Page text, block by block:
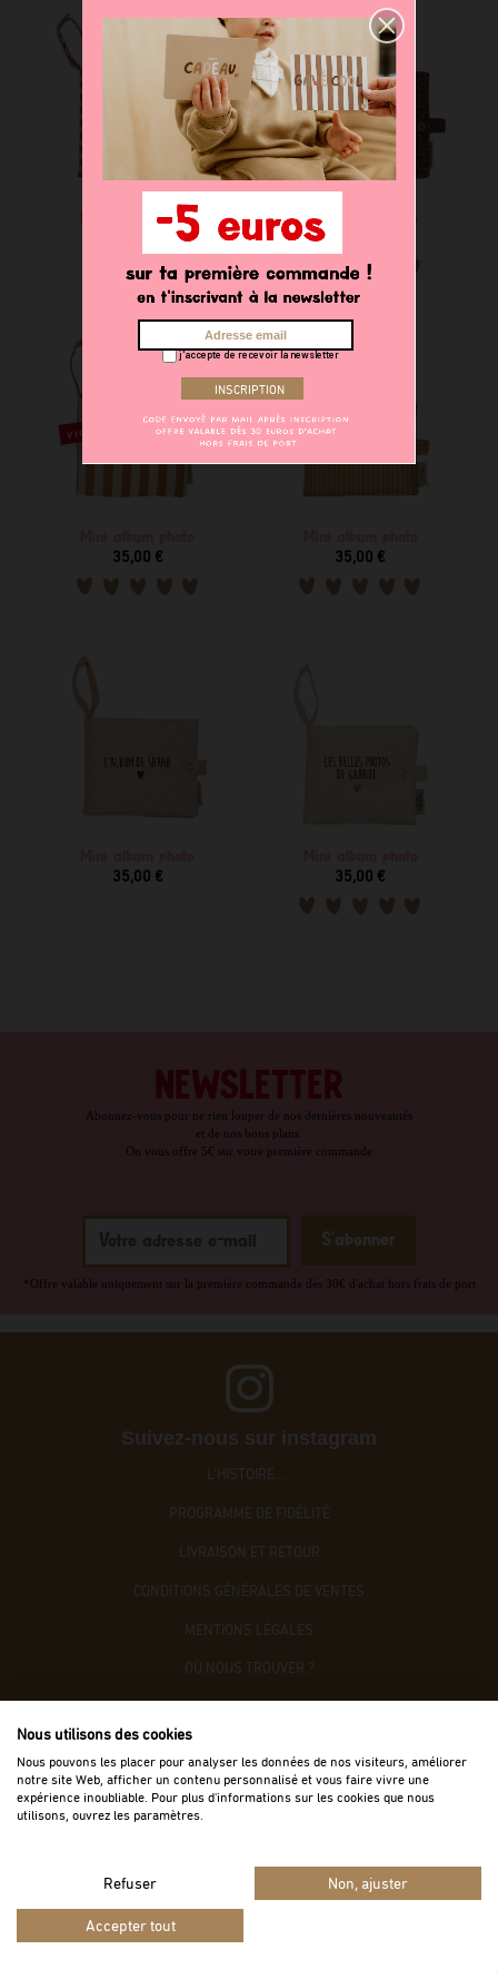
Mini album photo
Mini album photo
VICTIME DE SON SUCCÈS
35,00 €
35,00 €
35,00 €
35,00 €
Abonnez-vous pour ne rien louper de nos dernières nouveautés
et de nos bons plans.
On vous offre 5€ sur votre première commande
*Offre valable uniquement sur la première commande dès 30€ d'achat hors frais de port
Suivez-nous sur instagram
L'HISTOIRE ....
PROGRAMME DE FIDÉLITÉ
LIVRAISON ET RETOUR
CONDITIONS GÉNÉRALES DE VENTES
MENTIONS LÉGALES
OÙ NOUS TROUVER ?
Vie privée Termes
j'accepte de recevoir la newsletter
Nous utilisons des cookies
Nous pouvons les placer pour analyser les données de nos visiteurs, améliorer
notre site Web, afficher un contenu personnalisé et vous faire vivre une
expérience inoubliable. Pour plus d'informations sur les cookies que nous
utilisons, ouvrez les paramètres.
Refuser Non, ajuster
Accepter tout